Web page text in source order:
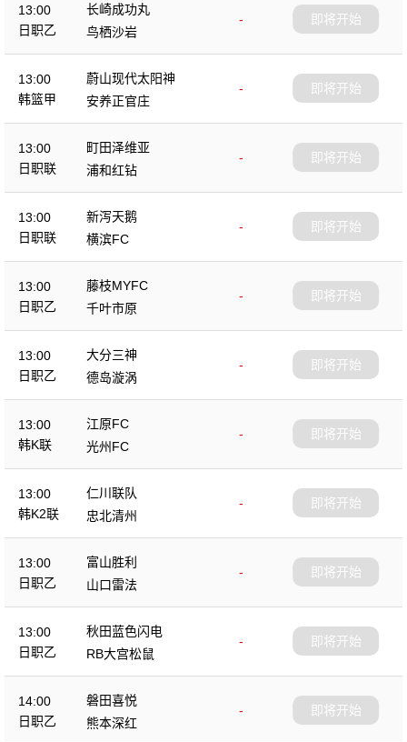
13:00
日职乙
长崎成功丸
-
鸟栖沙岩
即将开始
13:00
韩篮甲
蔚山现代太阳神
-
安养正官庄
即将开始
13:00
日职联
町田泽维亚
-
浦和红钻
即将开始
13:00
日职联
新泻天鹅
-
横滨FC
即将开始
13:00
日职乙
藤枝MYFC
-
千叶市原
即将开始
13:00
日职乙
大分三神
-
德岛漩涡
即将开始
13:00
韩K联
江原FC
-
光州FC
即将开始
13:00
韩K2联
仁川联队
-
忠北清州
即将开始
13:00
日职乙
富山胜利
-
山口雷法
即将开始
13:00
日职乙
秋田蓝色闪电
-
RB大宫松鼠
即将开始
14:00
日职乙
磐田喜悦
-
熊本深红
即将开始